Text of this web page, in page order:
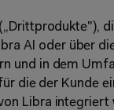
AI oder über
und in dem
die der Kunde
Libra integriert